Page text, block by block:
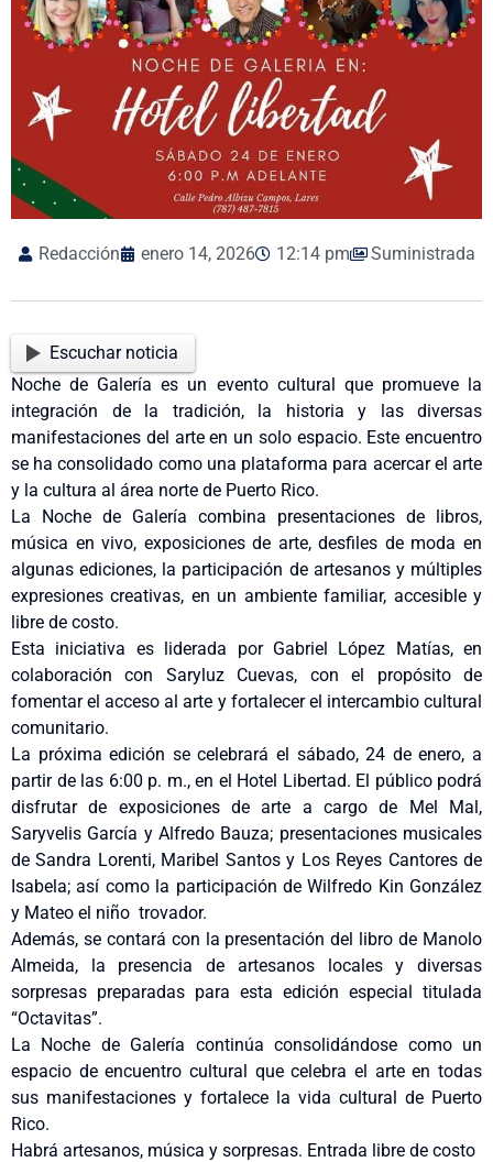
Redacción enero 14, 2026 12:14 pm Suministrada
Escuchar noticia
Noche de Galería es un evento cultural que promueve la
integración de la tradición, la historia y las diversas
manifestaciones del arte en un solo espacio. Este encuentro
se ha consolidado como una plataforma para acercar el arte
y la cultura al área norte de Puerto Rico.
La Noche de Galería combina presentaciones de libros,
música en vivo, exposiciones de arte, desfiles de moda en
algunas ediciones, la participación de artesanos y múltiples
expresiones creativas, en un ambiente familiar, accesible y
libre de costo.
Esta iniciativa es liderada por Gabriel López Matías, en
colaboración con Saryluz Cuevas, con el propósito de
fomentar el acceso al arte y fortalecer el intercambio cultural
comunitario.
La próxima edición se celebrará el sábado, 24 de enero, a
partir de las 6:00 p. m., en el Hotel Libertad. El público podrá
disfrutar de exposiciones de arte a cargo de Mel Mal,
Saryvelis García y Alfredo Bauza; presentaciones musicales
de Sandra Lorenti, Maribel Santos y Los Reyes Cantores de
Isabela; así como la participación de Wilfredo Kin González
y Mateo el niño trovador.
Además, se contará con la presentación del libro de Manolo
Almeida, la presencia de artesanos locales y diversas
sorpresas preparadas para esta edición especial titulada
“Octavitas”.
La Noche de Galería continúa consolidándose como un
espacio de encuentro cultural que celebra el arte en todas
sus manifestaciones y fortalece la vida cultural de Puerto
Rico.
Habrá artesanos, música y sorpresas. Entrada libre de costo